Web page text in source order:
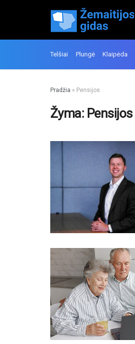
Telšiai Plungė Klaipėda
Pradžia » Pensijos
Žyma: Pensijos